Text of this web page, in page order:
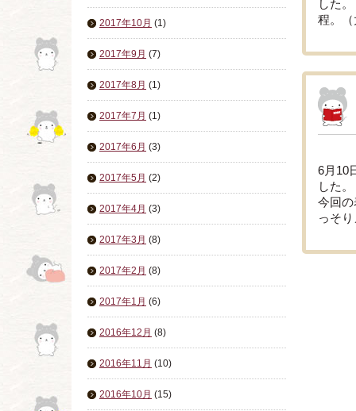
2017年10月 (1)
2017年9月 (7)
2017年8月 (1)
2017年7月 (1)
2017年6月 (3)
2017年5月 (2)
2017年4月 (3)
2017年3月 (8)
2017年2月 (8)
2017年1月 (6)
2016年12月 (8)
2016年11月 (10)
2016年10月 (15)
した
程。
6月10
した
今回
っそ